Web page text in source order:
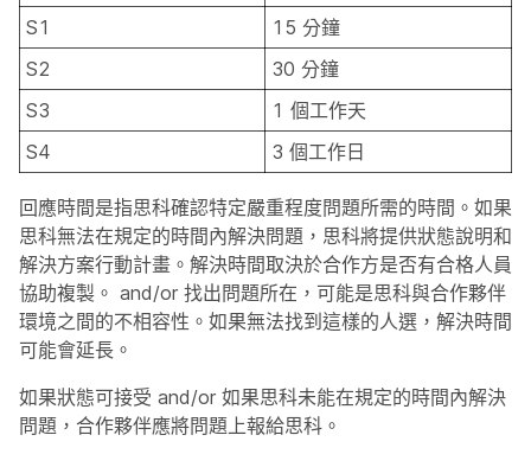
S1
15 分鐘
S2
30 分鐘
S3
1 個工作天
S4
3 個工作日
回應時間是指思科確認特定嚴重程度問題所需的時間。如果
思科無法在規定的時間內解決問題，思科將提供狀態說明和
解決方案行動計畫。解決時間取決於合作方是否有合格人員
協助複製。 and/or 找出問題所在，可能是思科與合作夥伴
環境之間的不相容性。如果無法找到這樣的人選，解決時間
可能會延長。
如果狀態可接受 and/or 如果思科未能在規定的時間內解決
問題，合作夥伴應將問題上報給思科。